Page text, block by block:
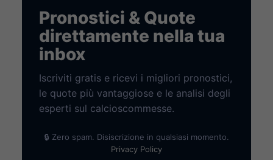
Pronostici & Quote
direttamente nella tua
inbox
Iscriviti gratis e ricevi i migliori pronostici,
le quote più vantaggiose e le analisi degli
esperti sul calcioscommesse.
🔒 Zero spam. Disiscrizione in qualsiasi momento.
Privacy Policy